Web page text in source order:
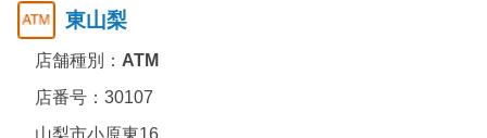
東山梨
店舗種別： ATM
店番号：30107
山梨市小原東16